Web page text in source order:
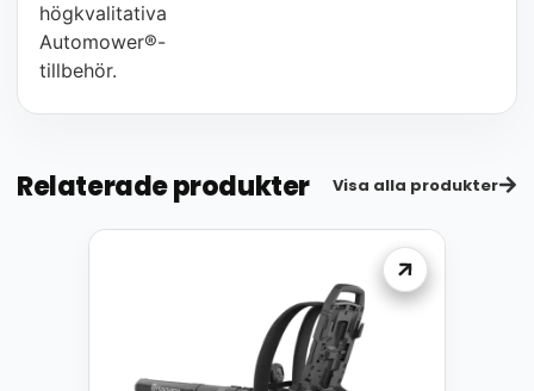
högkvalitativa
Automower®-
tillbehör.
Relaterade produkter Visa alla produkter